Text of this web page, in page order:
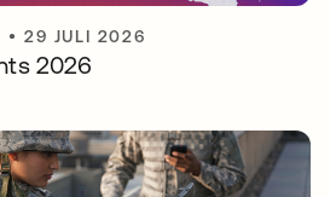
•29 JULI 2026
2026